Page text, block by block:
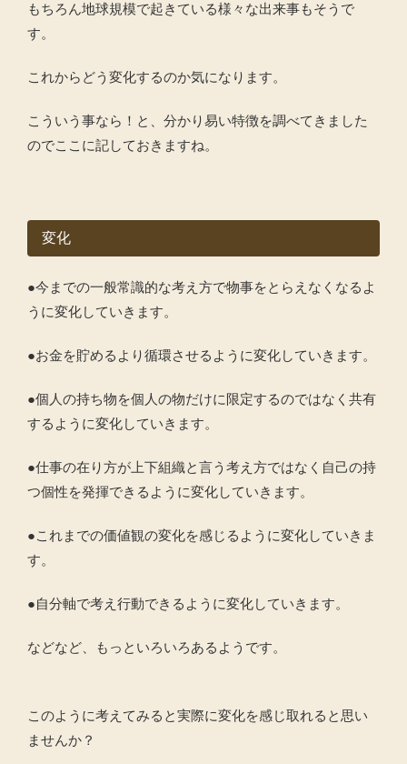
もちろん地球規模で起きている様々な出来事もそうで
す。
これからどう変化するのか気になります。
こういう事なら！と、分かり易い特徴を調べてきました
のでここに記しておきますね。
変化
●今までの一般常識的な考え方で物事をとらえなくなるよ
うに変化していきます。
●お金を貯めるより循環させるように変化していきます。
●個人の持ち物を個人の物だけに限定するのではなく共有
するように変化していきます。
●仕事の在り方が上下組織と言う考え方ではなく自己の持
つ個性を発揮できるように変化していきます。
●これまでの価値観の変化を感じるように変化していきま
す。
●自分軸で考え行動できるように変化していきます。
などなど、もっといろいろあるようです。
このように考えてみると実際に変化を感じ取れると思い
ませんか？